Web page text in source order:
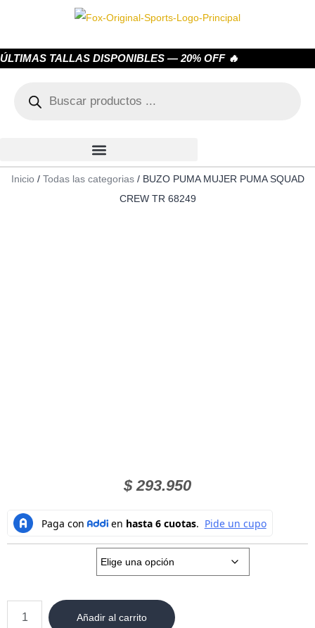
ÚLTIMAS TALLAS DISPONIBLES — 20% OFF 🔥
Inicio/ Todas las categorias/ BUZO PUMA MUJER PUMA SQUAD
CREW TR 68249
$293.950
Añadir al carrito